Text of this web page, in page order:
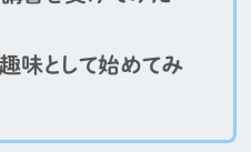
味として始めてみ